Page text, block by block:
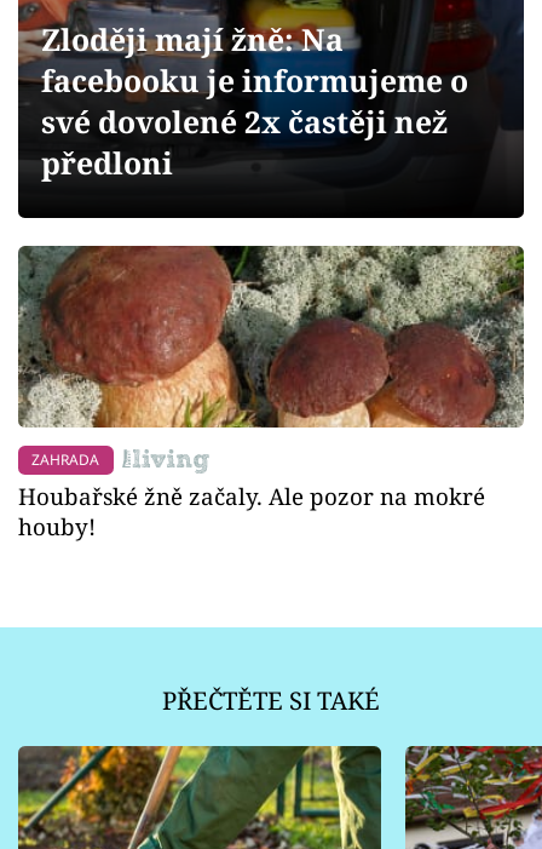
Přihlášení
Sledujte nás
Zloději mají žně: Na
facebooku je informujeme o
své dovolené 2x častěji než
předloni
ZAHRADA
Houbařské žně začaly. Ale pozor na mokré
houby!
PŘEČTĚTE SI TAKÉ